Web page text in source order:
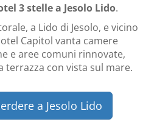
3 stelle a Jesolo Lido.
a Lido di Jesolo, e vicino
Capitol vanta camere
e aree comuni rinnovate,
terrazza con vista sul mare.
a Jesolo Lido